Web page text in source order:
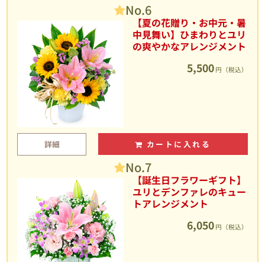
No.6
【夏の花贈り・お中元・暑
中見舞い】ひまわりとユリ
の爽やかなアレンジメント
5,500 円（税込）
詳細 カートに入れる
No.7
【誕生日フラワーギフト】
ユリとデンファレのキュー
トアレンジメント
6,050 円（税込）